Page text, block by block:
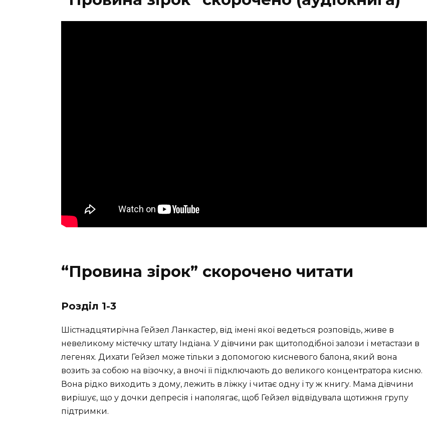
“Провина зірок” скорочено читати
Розділ 1-3
Шістнадцятирічна Гейзел Ланкастер, від імені якої ведеться розповідь, живе в
невеликому містечку штату Індіана. У дівчини рак щитоподібної залози і метастази в
легенях. Дихати Гейзел може тільки з допомогою кисневого балона, який вона
возить за собою на візочку, а вночі її підключають до великого концентратора кисню.
Вона рідко виходить з дому, лежить в ліжку і читає одну і ту ж книгу. Мама дівчини
вирішує, що у дочки депресія і наполягає, щоб Гейзел відвідувала щотижня групу
підтримки.